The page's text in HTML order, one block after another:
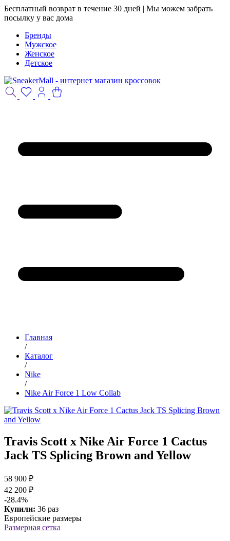
Бесплатный возврат в течение 30 дней | Мы можем забрать
посылку у вас дома
Бренды
Мужское
Женское
Детское
Главная
/
Каталог
/
Nike
/
Nike Air Force 1 Low Collab
Travis Scott x Nike Air Force 1 Cactus
Jack TS Splicing Brown and Yellow
58 900 ₽
42 200 ₽
-28.4%
Купили: 36 раз
Европейские размеры
Размерная сетка